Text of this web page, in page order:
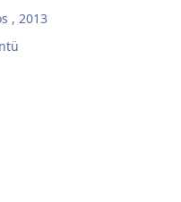
, 2013